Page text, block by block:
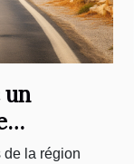
un
de la région